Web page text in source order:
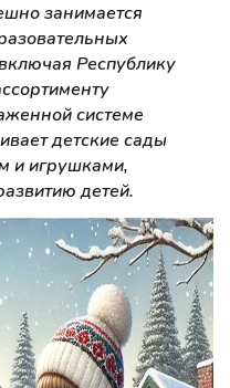
занимается
Республику
системе
детские сады
и игрушками,
детей.